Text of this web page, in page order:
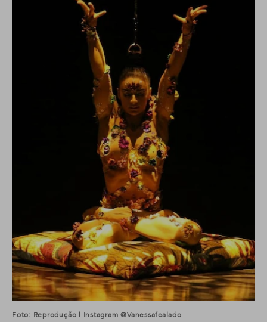
Foto: Reprodução | Instagram @vanessafcalado